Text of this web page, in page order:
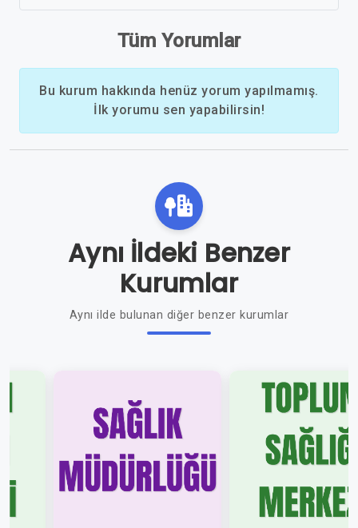
Tüm Yorumlar
Bu kurum hakkında henüz yorum yapılmamış.
İlk yorumu sen yapabilirsin!
Aynı İldeki Benzer
Kurumlar
Aynı ilde bulunan diğer benzer kurumlar